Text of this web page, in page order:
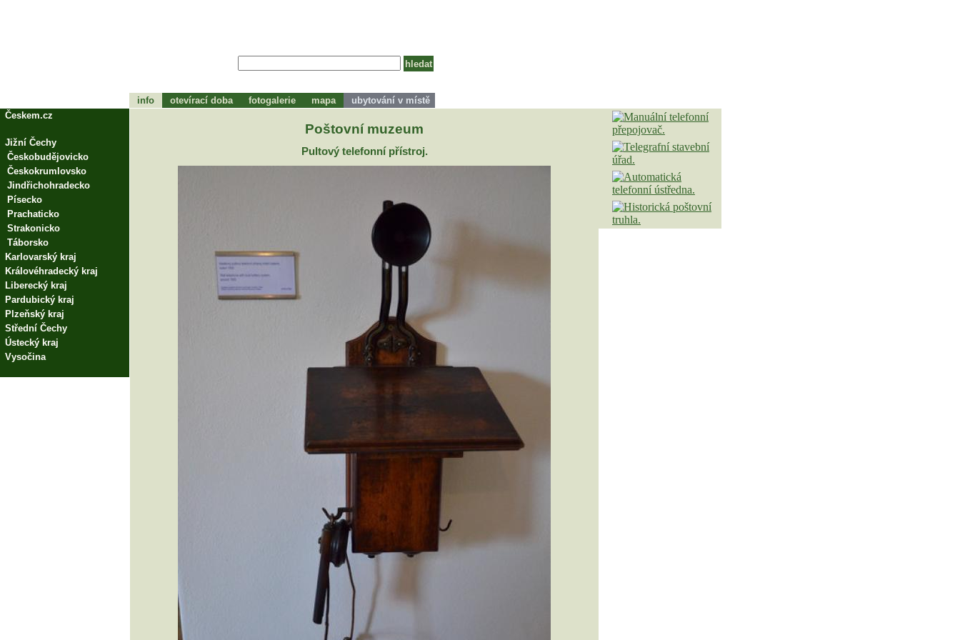
Poštovní muzeum
Pultový telefonní přístroj.
info otevírací doba fotogalerie mapa
ubytování v místě
Českem.cz
Jižní Čechy
Českobudějovicko
Českokrumlovsko
Jindřichohradecko
Písecko
Prachaticko
Strakonicko
Táborsko
Karlovarský kraj
Královéhradecký kraj
Liberecký kraj
Pardubický kraj
Plzeňský kraj
Střední Čechy
Ústecký kraj
Vysočina
tohle bude zápátí